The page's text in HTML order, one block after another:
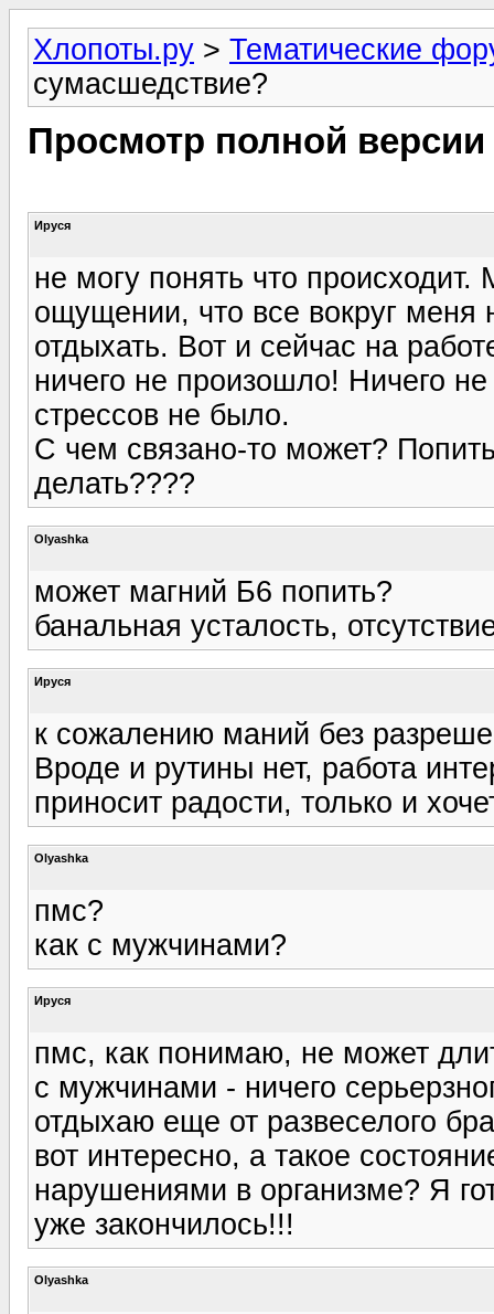
Хлопоты.ру > Тематические
сумасшедствие?
Просмотр полной
Ируся
не могу понять что
ощущении, что все вокруг меня
отдыхать. Вот и сейчас на
ничего не произошло! Ничего
стрессов не было.
С чем связано-то может?
делать????
Olyashka
может магний Б6 попить?
банальная усталость,
Ируся
к сожалению маний без
Вроде и рутины нет, работа
приносит радости, только и
Olyashka
пмс?
как с мужчинами?
Ируся
пмс, как понимаю, не может
с мужчинами - ничего
отдыхаю еще от развеселого
вот интересно, а такое
нарушениями в организме? Я
уже закончилось!!!
Olyashka